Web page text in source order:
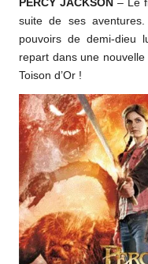
PERCY JACKSON – Le
suite de ses
pouvoirs de demi-dieu
repart dans une
Toison d’Or !